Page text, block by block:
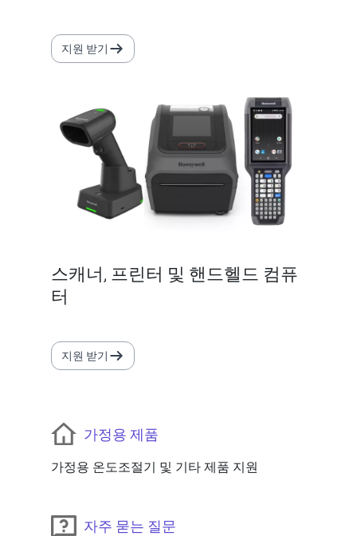
지원 받기
스캐너, 프린터 및 핸드헬드 컴퓨
터
지원 받기
가정용 제품
가정용 온도조절기 및 기타 제품 지원
자주 묻는 질문